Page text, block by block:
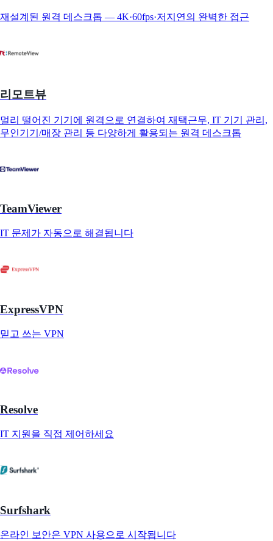
재설계된 원격 데스크톱 — 4K·60fps·저지연의 완벽한 접근
리모트뷰
멀리 떨어진 기기에 원격으로 연결하여 재택근무, IT 기기 관리,
무인기기/매장 관리 등 다양하게 활용되는 원격 데스크톱
TeamViewer
IT 문제가 자동으로 해결됩니다
ExpressVPN
믿고 쓰는 VPN
Resolve
IT 지원을 직접 제어하세요
Surfshark
온라인 보안은 VPN 사용으로 시작됩니다